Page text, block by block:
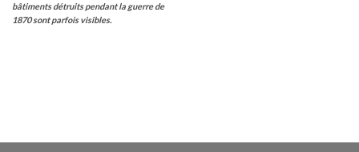
bâtiments détruits pendant la guerre de
1870 sont parfois visibles.